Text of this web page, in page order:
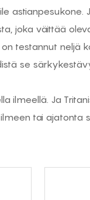
joka väittää
on testannut
se
ilmeellä. Ja
tai ajatonta